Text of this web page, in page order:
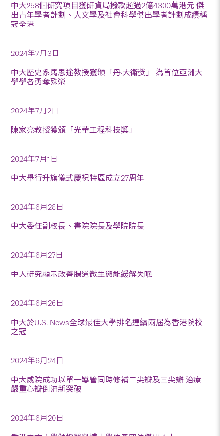
中大258個研究項目獲研資局撥款超過2億4300萬港元 傑
出青年學者計劃、人文學及社會科學傑出學者計劃成績稱
冠全港
2024年7月3日
中大歷史系馬思途教授獲頒「丹·大衛獎」 為首位亞洲大
學學者勇奪殊榮
2024年7月2日
陳家亮教授獲頒「光華工程科技獎」
2024年7月1日
中大舉行升旗儀式慶祝特區成立27周年
2024年6月28日
中大委任副校長、書院院長及學院院長
2024年6月27日
中大研究顯示改善腸道微生態能緩解失眠
2024年6月26日
中大於U.S. News全球最佳大學排名連續兩屆為香港院校
之冠
2024年6月24日
中大威院成功以單一導管同時修補二尖瓣及三尖瓣 治療
嚴重心瓣倒流新突破
2024年6月20日